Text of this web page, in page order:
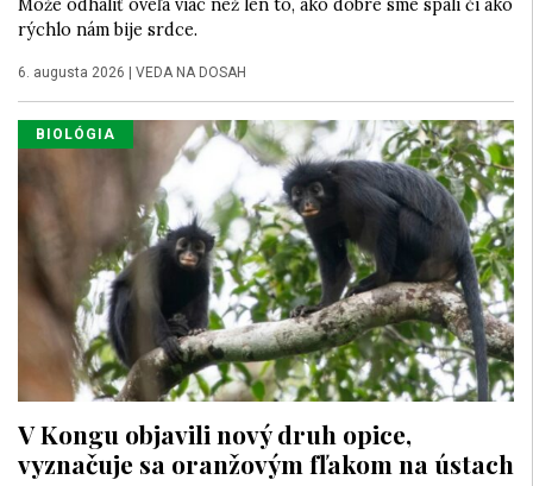
Môže odhaliť oveľa viac než len to, ako dobre sme spali či ako
rýchlo nám bije srdce.
6. augusta 2026 VEDA NA DOSAH
BIOLÓGIA
V Kongu objavili nový druh opice,
vyznačuje sa oranžovým fľakom na ústach